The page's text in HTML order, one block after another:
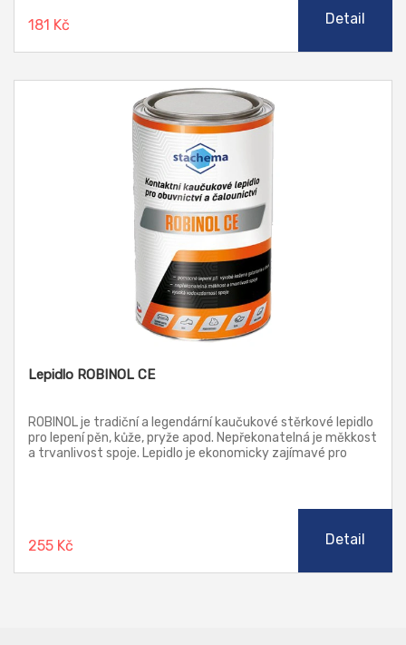
181 Kč Detail
Lepidlo ROBINOL CE
ROBINOL je tradiční a legendární kaučukové stěrkové lepidlo
pro lepení pěn, kůže, pryže apod. Nepřekonatelná je měkkost
a trvanlivost spoje. Lepidlo je ekonomicky zajímavé pro
255 Kč Detail